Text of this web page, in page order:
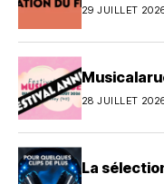
29 JUILLET
28 JUILLET
La